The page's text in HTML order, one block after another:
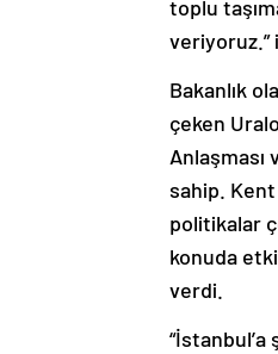
toplu
veriyoruz.”
Bakanlık
çeken
Anlaşması
sahip. Kent
politikalar
konuda
verdi.